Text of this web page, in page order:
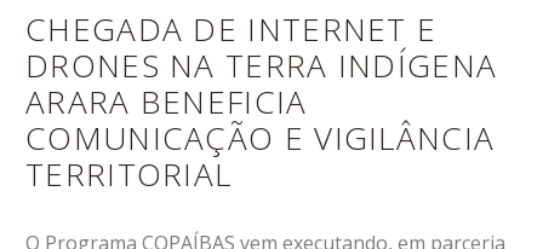
CHEGADA DE INTERNET E
DRONES NA TERRA INDÍGENA
ARARA BENEFICIA
COMUNICAÇÃO E VIGILÂNCIA
TERRITORIAL
O Programa COPAÍBAS vem executando, em parceria